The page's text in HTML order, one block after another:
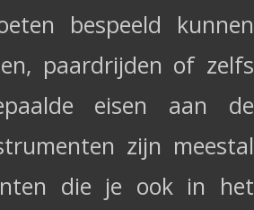
bespeeld kunnen
paardrijden of zelfs
eisen aan de
zijn meestal
die je ook in het